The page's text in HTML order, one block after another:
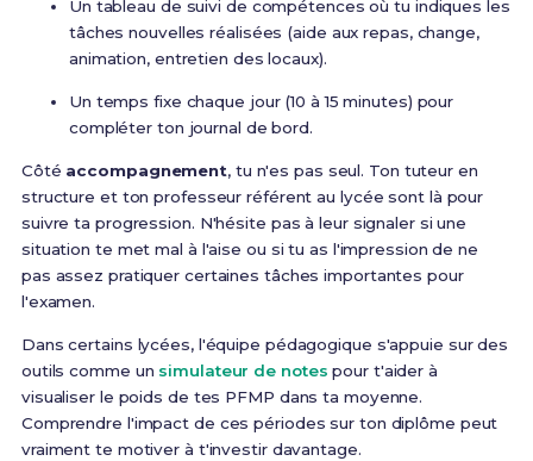
Un tableau de suivi de compétences où tu indiques les
tâches nouvelles réalisées (aide aux repas, change,
animation, entretien des locaux).
Un temps fixe chaque jour (10 à 15 minutes) pour
compléter ton journal de bord.
Côté accompagnement, tu n'es pas seul. Ton tuteur en
structure et ton professeur référent au lycée sont là pour
suivre ta progression. N'hésite pas à leur signaler si une
situation te met mal à l'aise ou si tu as l'impression de ne
pas assez pratiquer certaines tâches importantes pour
l'examen.
Dans certains lycées, l'équipe pédagogique s'appuie sur des
outils comme un simulateur de notes pour t'aider à
visualiser le poids de tes PFMP dans ta moyenne.
Comprendre l'impact de ces périodes sur ton diplôme peut
vraiment te motiver à t'investir davantage.